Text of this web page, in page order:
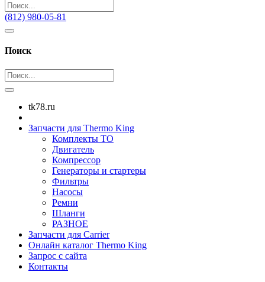
(812) 980-05-81
Поиск
tk78.ru
Запчасти для Thermo King
Комплекты ТО
Двигатель
Компрессор
Генераторы и стартеры
Фильтры
Насосы
Ремни
Шланги
РАЗНОЕ
Запчасти для Carrier
Онлайн каталог Thermo King
Запрос с сайта
Контакты